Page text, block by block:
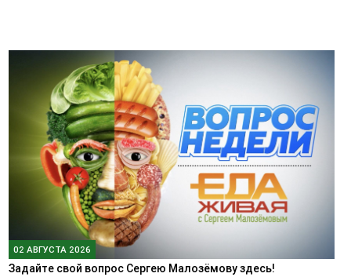
02 АВГУСТА 2026
Задайте свой вопрос Сергею Малозёмову здесь!